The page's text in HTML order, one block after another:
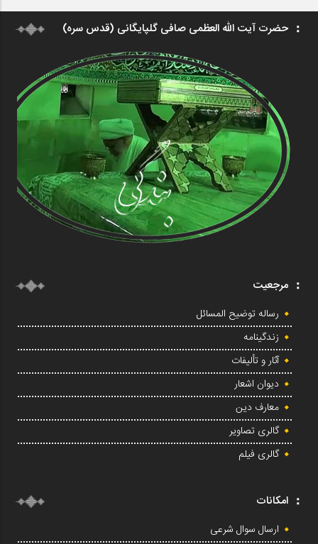
حضرت آیت الله العظمی صافی گلپایگانی (قدس سره)
مرجعیت
رساله توضیح المسائل
زندگینامه
آثار و تألیفات
دیوان اشعار
معارف دین
گالری تصاویر
گالری فیلم
امکانات
ارسال سوال شرعی